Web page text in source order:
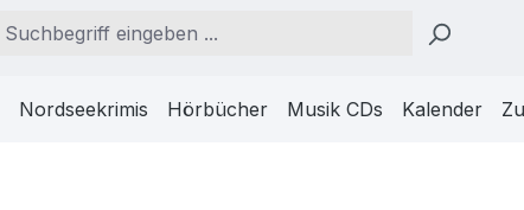
Nordseekrimis Hörbücher Musik CDs Kalender